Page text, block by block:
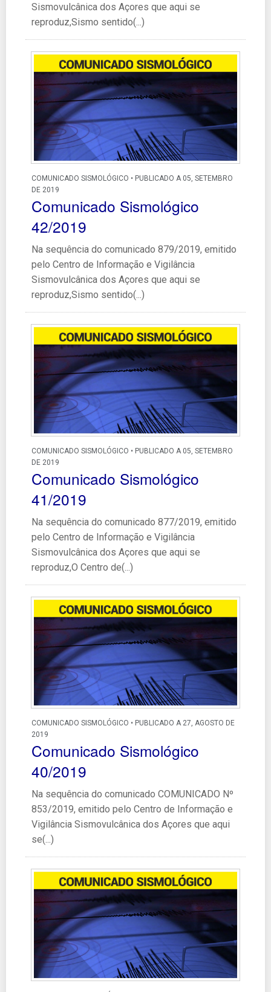
Sismovulcânica dos Açores que aqui se
reproduz,Sismo sentido(...)
COMUNICADO SISMOLÓGICO • PUBLICADO A 05, SETEMBRO
DE 2019
Comunicado Sismológico
42/2019
Na sequência do comunicado 879/2019, emitido
pelo Centro de Informação e Vigilância
Sismovulcânica dos Açores que aqui se
reproduz,Sismo sentido(...)
COMUNICADO SISMOLÓGICO • PUBLICADO A 05, SETEMBRO
DE 2019
Comunicado Sismológico
41/2019
Na sequência do comunicado 877/2019, emitido
pelo Centro de Informação e Vigilância
Sismovulcânica dos Açores que aqui se
reproduz,O Centro de(...)
COMUNICADO SISMOLÓGICO • PUBLICADO A 27, AGOSTO DE
2019
Comunicado Sismológico
40/2019
Na sequência do comunicado COMUNICADO Nº
853/2019, emitido pelo Centro de Informação e
Vigilância Sismovulcânica dos Açores que aqui
se(...)